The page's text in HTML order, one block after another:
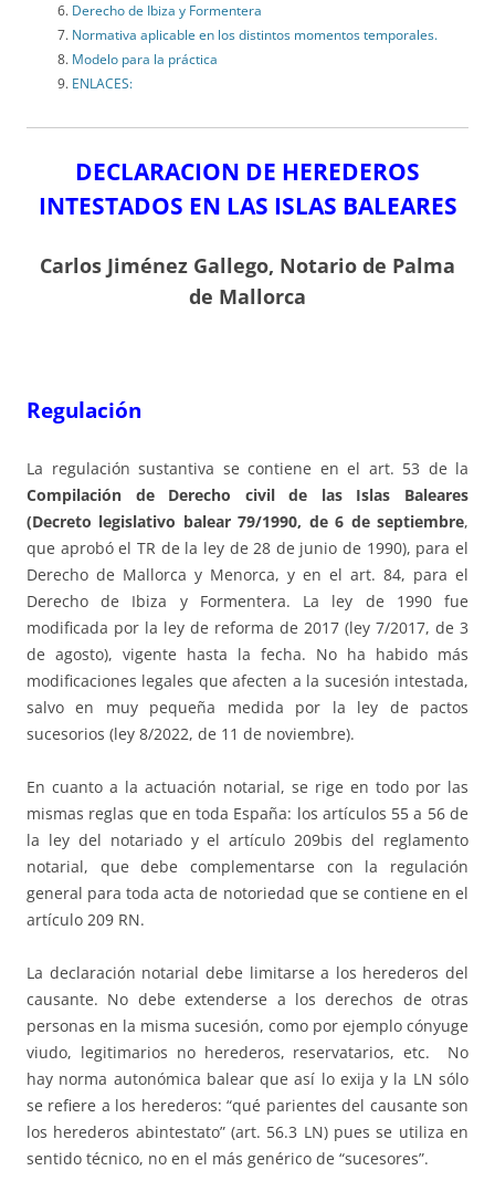
Derecho de Ibiza y Formentera
Normativa aplicable en los distintos momentos temporales.
Modelo para la práctica
ENLACES:
DECLARACION DE HEREDEROS
INTESTADOS EN LAS ISLAS BALEARES
Carlos Jiménez Gallego, Notario de Palma
de Mallorca
Regulación
La regulación sustantiva se contiene en el art. 53 de la
Compilación de Derecho civil de las Islas Baleares
(Decreto legislativo balear 79/1990, de 6 de septiembre,
que aprobó el TR de la ley de 28 de junio de 1990), para el
Derecho de Mallorca y Menorca, y en el art. 84, para el
Derecho de Ibiza y Formentera. La ley de 1990 fue
modificada por la ley de reforma de 2017 (ley 7/2017, de 3
de agosto), vigente hasta la fecha. No ha habido más
modificaciones legales que afecten a la sucesión intestada,
salvo en muy pequeña medida por la ley de pactos
sucesorios (ley 8/2022, de 11 de noviembre).
En cuanto a la actuación notarial, se rige en todo por las
mismas reglas que en toda España: los artículos 55 a 56 de
la ley del notariado y el artículo 209bis del reglamento
notarial, que debe complementarse con la regulación
general para toda acta de notoriedad que se contiene en el
artículo 209 RN.
La declaración notarial debe limitarse a los herederos del
causante. No debe extenderse a los derechos de otras
personas en la misma sucesión, como por ejemplo cónyuge
viudo, legitimarios no herederos, reservatarios, etc. No
hay norma autonómica balear que así lo exija y la LN sólo
se refiere a los herederos: “qué parientes del causante son
los herederos abintestato” (art. 56.3 LN) pues se utiliza en
sentido técnico, no en el más genérico de “sucesores”.